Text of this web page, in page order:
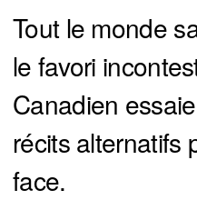
Tout le monde
le favori
Canadien
récits alternatifs
face.